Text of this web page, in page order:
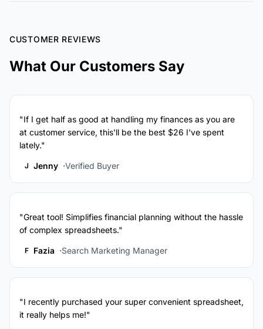
CUSTOMER REVIEWS
What Our Customers Say
"If I get half as good at handling my finances as you are
at customer service, this'll be the best $26 I've spent
lately."
J Jenny Verified Buyer
"Great tool! Simplifies financial planning without the hassle
of complex spreadsheets."
F Fazia Search Marketing Manager
"I recently purchased your super convenient spreadsheet,
it really helps me!"